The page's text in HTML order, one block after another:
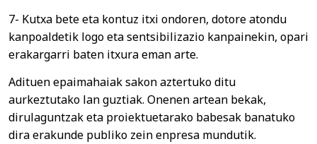
7- Kutxa bete eta kontuz itxi ondoren, dotore atondu
kanpoaldetik logo eta sentsibilizazio kanpainekin, opari
erakargarri baten itxura eman arte.
Adituen epaimahaiak sakon aztertuko ditu
aurkeztutako lan guztiak. Onenen artean bekak,
dirulaguntzak eta proiektuetarako babesak banatuko
dira erakunde publiko zein enpresa mundutik.